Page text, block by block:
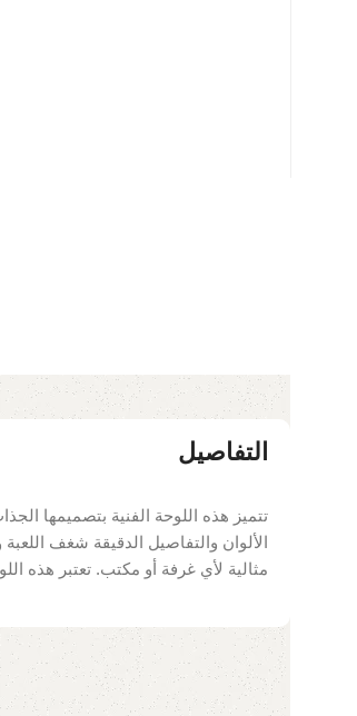
التفاصيل
تتميز هذه اللوحة الفنية بتصميمها
الألوان والتفاصيل الدقيقة شغف
مثالية لأي غرفة أو مكتب. تعتبر هذه